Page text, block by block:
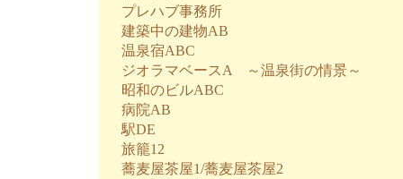
プレハブ事務所
建築中の建物AB
温泉宿ABC
ジオラマベースA ～温泉街の情景～
昭和のビルABC
病院AB
駅DE
旅籠12
蕎麦屋茶屋1/蕎麦屋茶屋2